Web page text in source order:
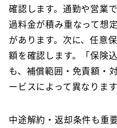
確認します。通勤や営業
過料金が積み重なって想
があります。次に、任意
額を確認します。「保険
も、補償範囲・免責額・
ービスによって異なります
中途解約・返却条件も重